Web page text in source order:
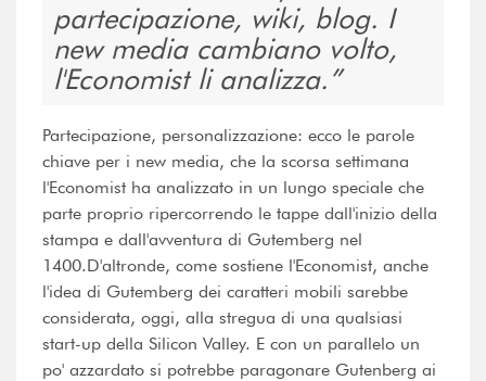
partecipazione, wiki, blog. I
new media cambiano volto,
l'Economist li analizza.
Partecipazione, personalizzazione: ecco le parole
chiave per i new media, che la scorsa settimana
l'Economist ha analizzato in un lungo speciale che
parte proprio ripercorrendo le tappe dall'inizio della
stampa e dall'avventura di Gutemberg nel
1400.D'altronde, come sostiene l'Economist, anche
l'idea di Gutemberg dei caratteri mobili sarebbe
considerata, oggi, alla stregua di una qualsiasi
start-up della Silicon Valley. E con un parallelo un
po' azzardato si potrebbe paragonare Gutenberg ai